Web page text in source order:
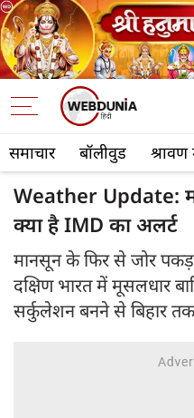
समाचार बॉलीवुड
Weather Update:
क्या है IMD का अलर्ट
मानसून के फिर से जोर
दक्षिण भारत में मूसलधार
सर्कुलेशन बनने से बिहार